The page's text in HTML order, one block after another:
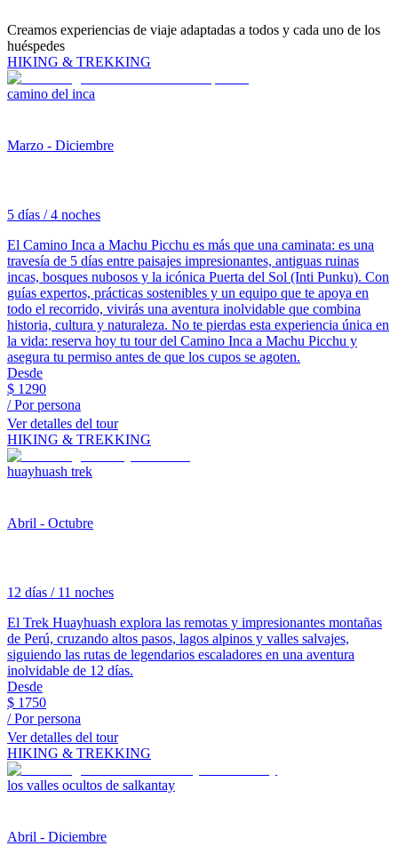
Creamos experiencias de viaje adaptadas a todos y cada uno de los
huéspedes
HIKING & TREKKING
camino del inca
Marzo - Diciembre
5 días / 4 noches
El Camino Inca a Machu Picchu es más que una caminata: es una
travesía de 5 días entre paisajes impresionantes, antiguas ruinas
incas, bosques nubosos y la icónica Puerta del Sol (Inti Punku). Con
guías expertos, prácticas sostenibles y un equipo que te apoya en
todo el recorrido, vivirás una aventura inolvidable que combina
historia, cultura y naturaleza. No te pierdas esta experiencia única en
la vida: reserva hoy tu tour del Camino Inca a Machu Picchu y
asegura tu permiso antes de que los cupos se agoten.
Desde
$ 1290
/ Por persona
Ver detalles del tour
HIKING & TREKKING
huayhuash trek
Abril - Octubre
12 días / 11 noches
El Trek Huayhuash explora las remotas y impresionantes montañas
de Perú, cruzando altos pasos, lagos alpinos y valles salvajes,
siguiendo las rutas de legendarios escaladores en una aventura
inolvidable de 12 días.
Desde
$ 1750
/ Por persona
Ver detalles del tour
HIKING & TREKKING
los valles ocultos de salkantay
Abril - Diciembre